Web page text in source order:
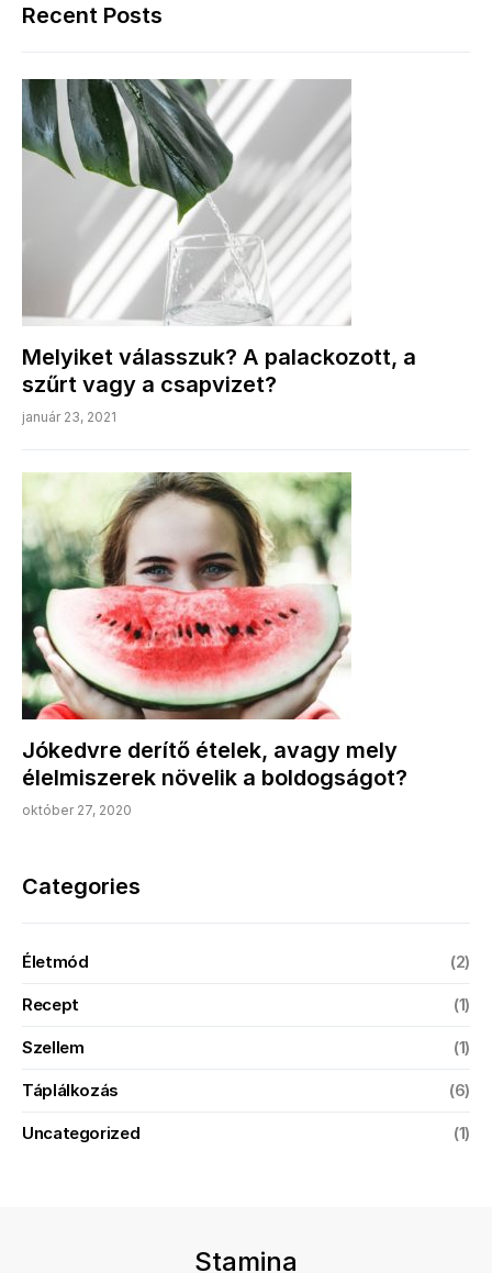
Recent Posts
Melyiket válasszuk? A palackozott, a
szűrt vagy a csapvizet?
január 23, 2021
Jókedvre derítő ételek, avagy mely
élelmiszerek növelik a boldogságot?
október 27, 2020
Categories
Életmód (2)
Recept (1)
Szellem (1)
Táplálkozás (6)
Uncategorized (1)
Stamina